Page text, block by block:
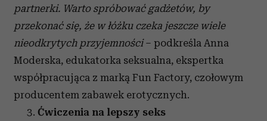
partnerki. Warto spróbować gadżetów, by
przekonać się, że w łóżku czeka jeszcze wiele
nieodkrytych przyjemności– podkreśla Anna
Moderska, edukatorka seksualna, ekspertka
współpracująca z marką Fun Factory, czołowym
producentem zabawek erotycznych.
Ćwiczenia na lepszy seks